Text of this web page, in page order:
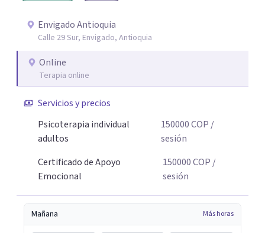
Envigado Antioquia
Calle 29 Sur, Envigado, Antioquia
Online
Terapia online
Servicios y precios
Psicoterapia individual
adultos
150000COP /
sesión
Certificado de Apoyo
Emocional
150000COP /
sesión
Mañana Más horas